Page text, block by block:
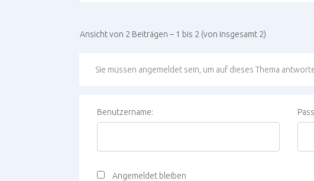
Ansicht von 2 Beiträgen – 1 bis 2 (von insgesamt 2)
Sie müssen angemeldet sein, um auf dieses Thema
Benutzername:
Angemeldet bleiben